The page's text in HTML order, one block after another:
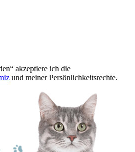
akzeptiere ich die
und meiner Persönlichkeitsrechte.